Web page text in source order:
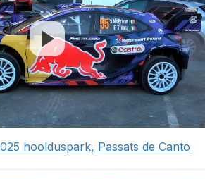
hoolduspark, Passats de Canto